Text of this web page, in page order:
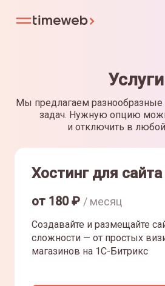
Услуги
Мы предлагаем разнообразные
задач. Нужную опцию
и отключить в
Хостинг для сайта
от 180₽ / месяц
Создавайте и размещайте
сложности — от простых
магазинов на 1С-Битрикс